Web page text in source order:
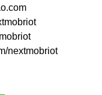
nextmobriot